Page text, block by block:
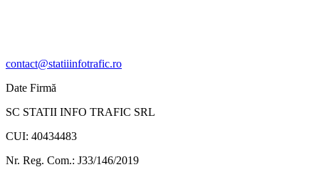
contact@statiiinfotrafic.ro
Date Firmă
SC STATII INFO TRAFIC SRL
CUI: 40434483
Nr. Reg. Com.: J33/146/2019